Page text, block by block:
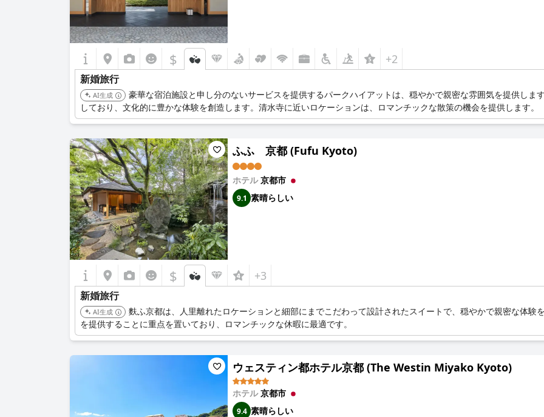
$ +2
新婚旅行
AI生成
豪華な宿泊施設と申し分のないサービスを提供するパークハイアットは、穏やかで親密な雰囲気を提供しま
しており、文化的に豊かな体験を創造します。清水寺に近いロケーションは、ロマンチックな散策の機会を提供します。
ふふ 京都 (Fufu Kyoto)
ホテル京都市
9.1 素晴らしい
$ +3
新婚旅行
AI生成
麩ふ京都は、人里離れたロケーションと細部にまでこだわって設計されたスイートで、穏やかで親密な体験
を提供することに重点を置いており、ロマンチックな休暇に最適です。
ウェスティン都ホテル京都 (The Westin Miyako Kyoto)
ホテル京都市
9.4 素晴らしい